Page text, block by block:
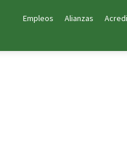
Empleos Alianzas